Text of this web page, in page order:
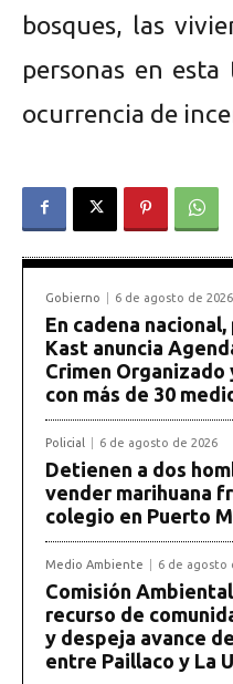
bosques, las
personas en
ocurrencia de
Gobierno 6 de agosto de 2026
En cadena
Kast anuncia
Crimen Organizado
con más de 30
Policial 6 de agosto de 2026
Detienen a dos
vender marihuana
colegio en Puerto
Medio Ambiente 6 de agosto
Comisión
recurso de
y despeja avance
entre Paillaco y La